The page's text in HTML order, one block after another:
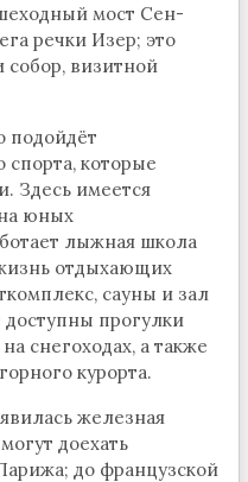
мост Сен-
речки Изер; это
собор, визитной
подойдёт
которые
Здесь имеется
юных
лыжная школа
отдыхающих
сауны и зал
доступны прогулки
снегоходах, а также
курорта.
железная
доехать
до французской